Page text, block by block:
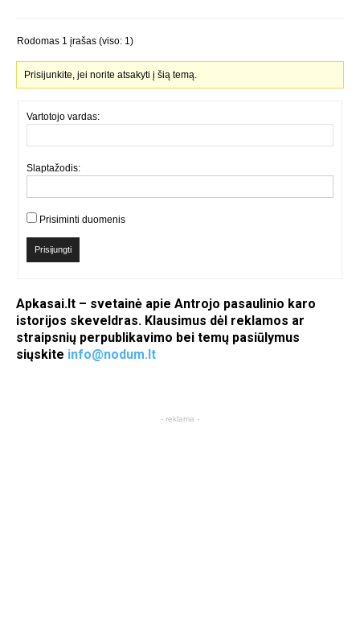
Rodomas 1 įrašas (viso: 1)
Prisijunkite, jei norite atsakyti į šią temą.
Vartotojo vardas:
Slaptažodis:
Prisiminti duomenis
Prisijungti
Apkasai.lt – svetainė apie Antrojo pasaulinio karo
istorijos skeveldras. Klausimus dėl reklamos ar
straipsnių perpublikavimo bei temų pasiūlymus
siųskite info@nodum.lt
- reklama -